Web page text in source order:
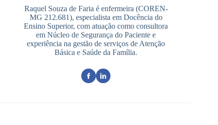
Raquel Souza de Faria é enfermeira (COREN-
MG 212.681), especialista em Docência do
Ensino Superior, com atuação como consultora
em Núcleo de Segurança do Paciente e
experiência na gestão de serviços de Atenção
Básica e Saúde da Família.